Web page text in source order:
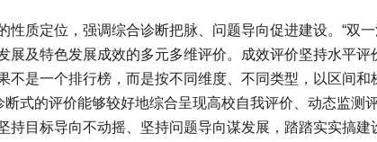
质定位，强调综合诊断把脉、问题导向促进建设。“双一
展及特色发展成效的多元多维评价。成效评价坚持水平
不是一个排行榜，而是按不同维度、不同类型，以区间
断式的评价能够较好地综合呈现高校自我评价、动态监测
持目标导向不动摇、坚持问题导向谋发展，踏踏实实搞建